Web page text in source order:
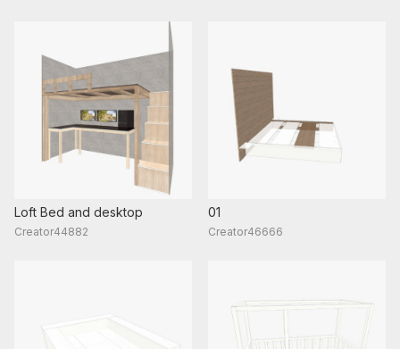
Loft Bed and desktop
Creator44882
01
Creator46666